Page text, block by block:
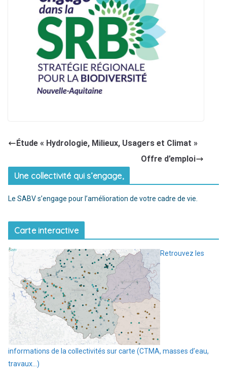
Étude « Hydrologie, Milieux, Usagers et Climat »
Offre d’emploi
Une collectivité qui s’engage,
Le SABV s’engage pour l’amélioration de votre cadre de vie.
Carte interactive
Retrouvez les
informations de la collectivités sur carte (CTMA, masses d’eau,
travaux…)